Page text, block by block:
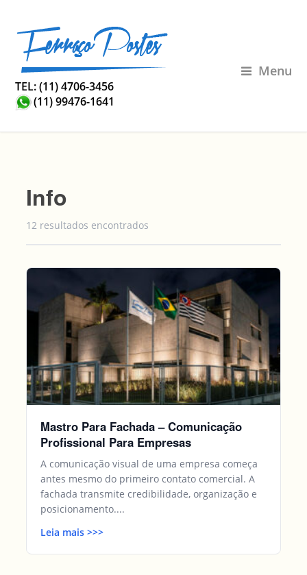
TEL: (11) 4706-3456
(11) 99476-1641
Menu
Info
12 resultados encontrados
Mastro Para Fachada – Comunicação
Profissional Para Empresas
A comunicação visual de uma empresa começa
antes mesmo do primeiro contato comercial. A
fachada transmite credibilidade, organização e
posicionamento....
Leia mais>>>